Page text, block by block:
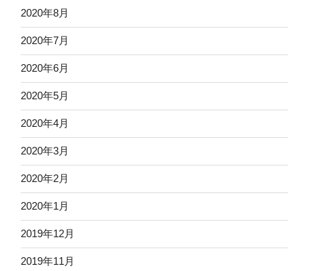
2020年8月
2020年7月
2020年6月
2020年5月
2020年4月
2020年3月
2020年2月
2020年1月
2019年12月
2019年11月